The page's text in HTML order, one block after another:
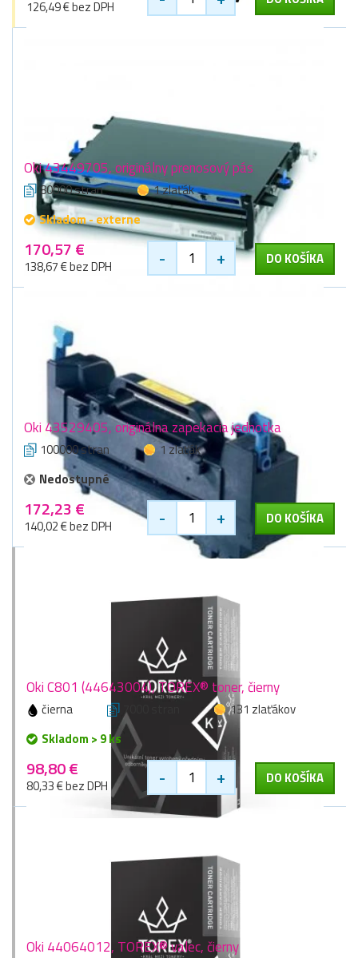
126,49 € bez DPH
Oki 43449705, originálny prenosový pás
80000 stran
1 zlaťák
Skladom - externe
170,57 €
138,67 € bez DPH - + DO KOŠÍKA
Oki 43529405, originálna zapekacia jednotka
100000 stran
1 zlaťák
Nedostupné
172,23 €
140,02 € bez DPH - + DO KOŠÍKA
Oki C801 (44643004), TOREX® toner, čierny
čierna 7000 stran
131 zlaťákov
Skladom > 9 ks
98,80 €
80,33 € bez DPH - + DO KOŠÍKA
Oki 44064012, TOREX® valec, čierny